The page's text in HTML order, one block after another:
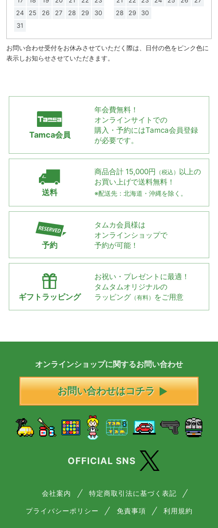
24
25 26 27 28 29
30
31
28
29 30
お問い合わせ受付をお休みさせていただく際は、日付の色をピンク色に
表示しお知らせさせていただきます。
Tamca会員
年会費無料！
オンラインサイトでの
購入・予約にはTamca会員登録
が必要です。
送料
商品合計 15,000円 （税込） 以上の
お買い上げで送料無料！
※配送先：北海道・沖縄を除く。
予約
タムカ会員様は
オンラインショップで
予約が可能！
ギフトラッピング
お祝い・プレゼントに最適！
タムタムオリジナルの
ラッピング （有料） をご用意
オンラインショップに関するお問い合わせ
お問い合わせはコチラ
OFFICIAL SNS
会社案内 特定商取引法に基づく表記
プライバシーポリシー 免責事項 利用規約